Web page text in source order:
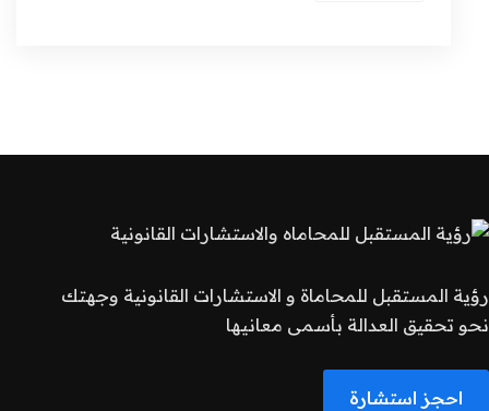
رؤية المستقبل للمحاماة و الاستشارات القانونية وجهتك
نحو تحقيق العدالة بأسمى معانيها
احجز استشارة